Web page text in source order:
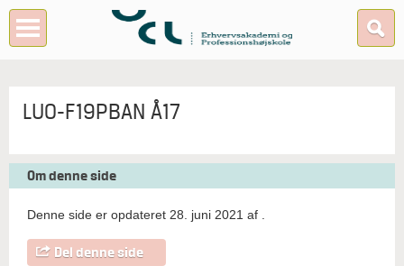
LUO-F19PBAN Å17
Om denne side
Denne side er opdateret 28. juni 2021 af
Del denne side